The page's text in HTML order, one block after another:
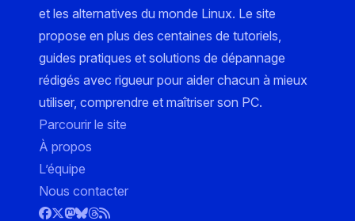
et les alternatives du monde Linux. Le site
propose en plus des centaines de tutoriels,
guides pratiques et solutions de dépannage
rédigés avec rigueur pour aider chacun à mieux
utiliser, comprendre et maîtriser son PC.
Parcourir le site
À propos
L’équipe
Nous contacter